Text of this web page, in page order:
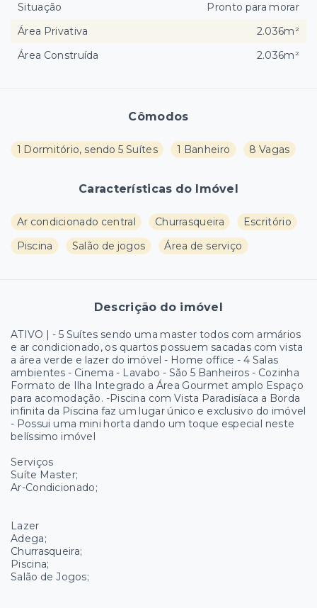
Cômodos
1 Dormitório, sendo 5 Suítes 1 Banheiro 8 Vagas
Características do Imóvel
Ar condicionado central Churrasqueira
Escritório
Piscina
Salão de jogos Área de serviço
Descrição do imóvel
ATIVO | - 5 Suítes sendo uma master todos com armários
e ar condicionado, os quartos possuem sacadas com vista
a área verde e lazer do imóvel - Home office - 4 Salas
ambientes - Cinema - Lavabo - São 5 Banheiros - Cozinha
Formato de Ilha Integrado a Área Gourmet amplo Espaço
para acomodação. -Piscina com Vista Paradisíaca a Borda
infinita da Piscina faz um lugar único e exclusivo do imóvel
- Possui uma mini horta dando um toque especial neste
belíssimo imóvel
Serviços
Suíte Master;
Ar-Condicionado;
Lazer
Adega;
Churrasqueira;
Piscina;
Salão de Jogos;
Situação
Pronto para morar
Área Privativa
2.036m²
Área Construída
2.036m²